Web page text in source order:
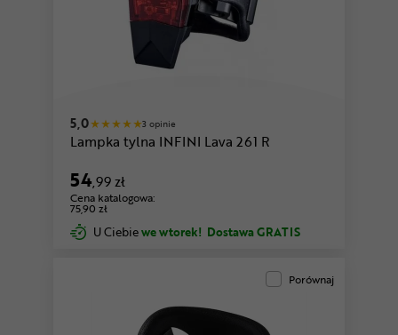
5,0 3 opinie
Lampka tylna INFINI Lava 261 R
54,99 zł
Cena katalogowa:
75,90 zł
U Ciebiewe wtorek! Dostawa GRATIS
Porównaj